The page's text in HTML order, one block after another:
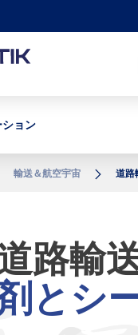
navigation
ョン
輸送＆航空宇宙 道路
路輸
とシ